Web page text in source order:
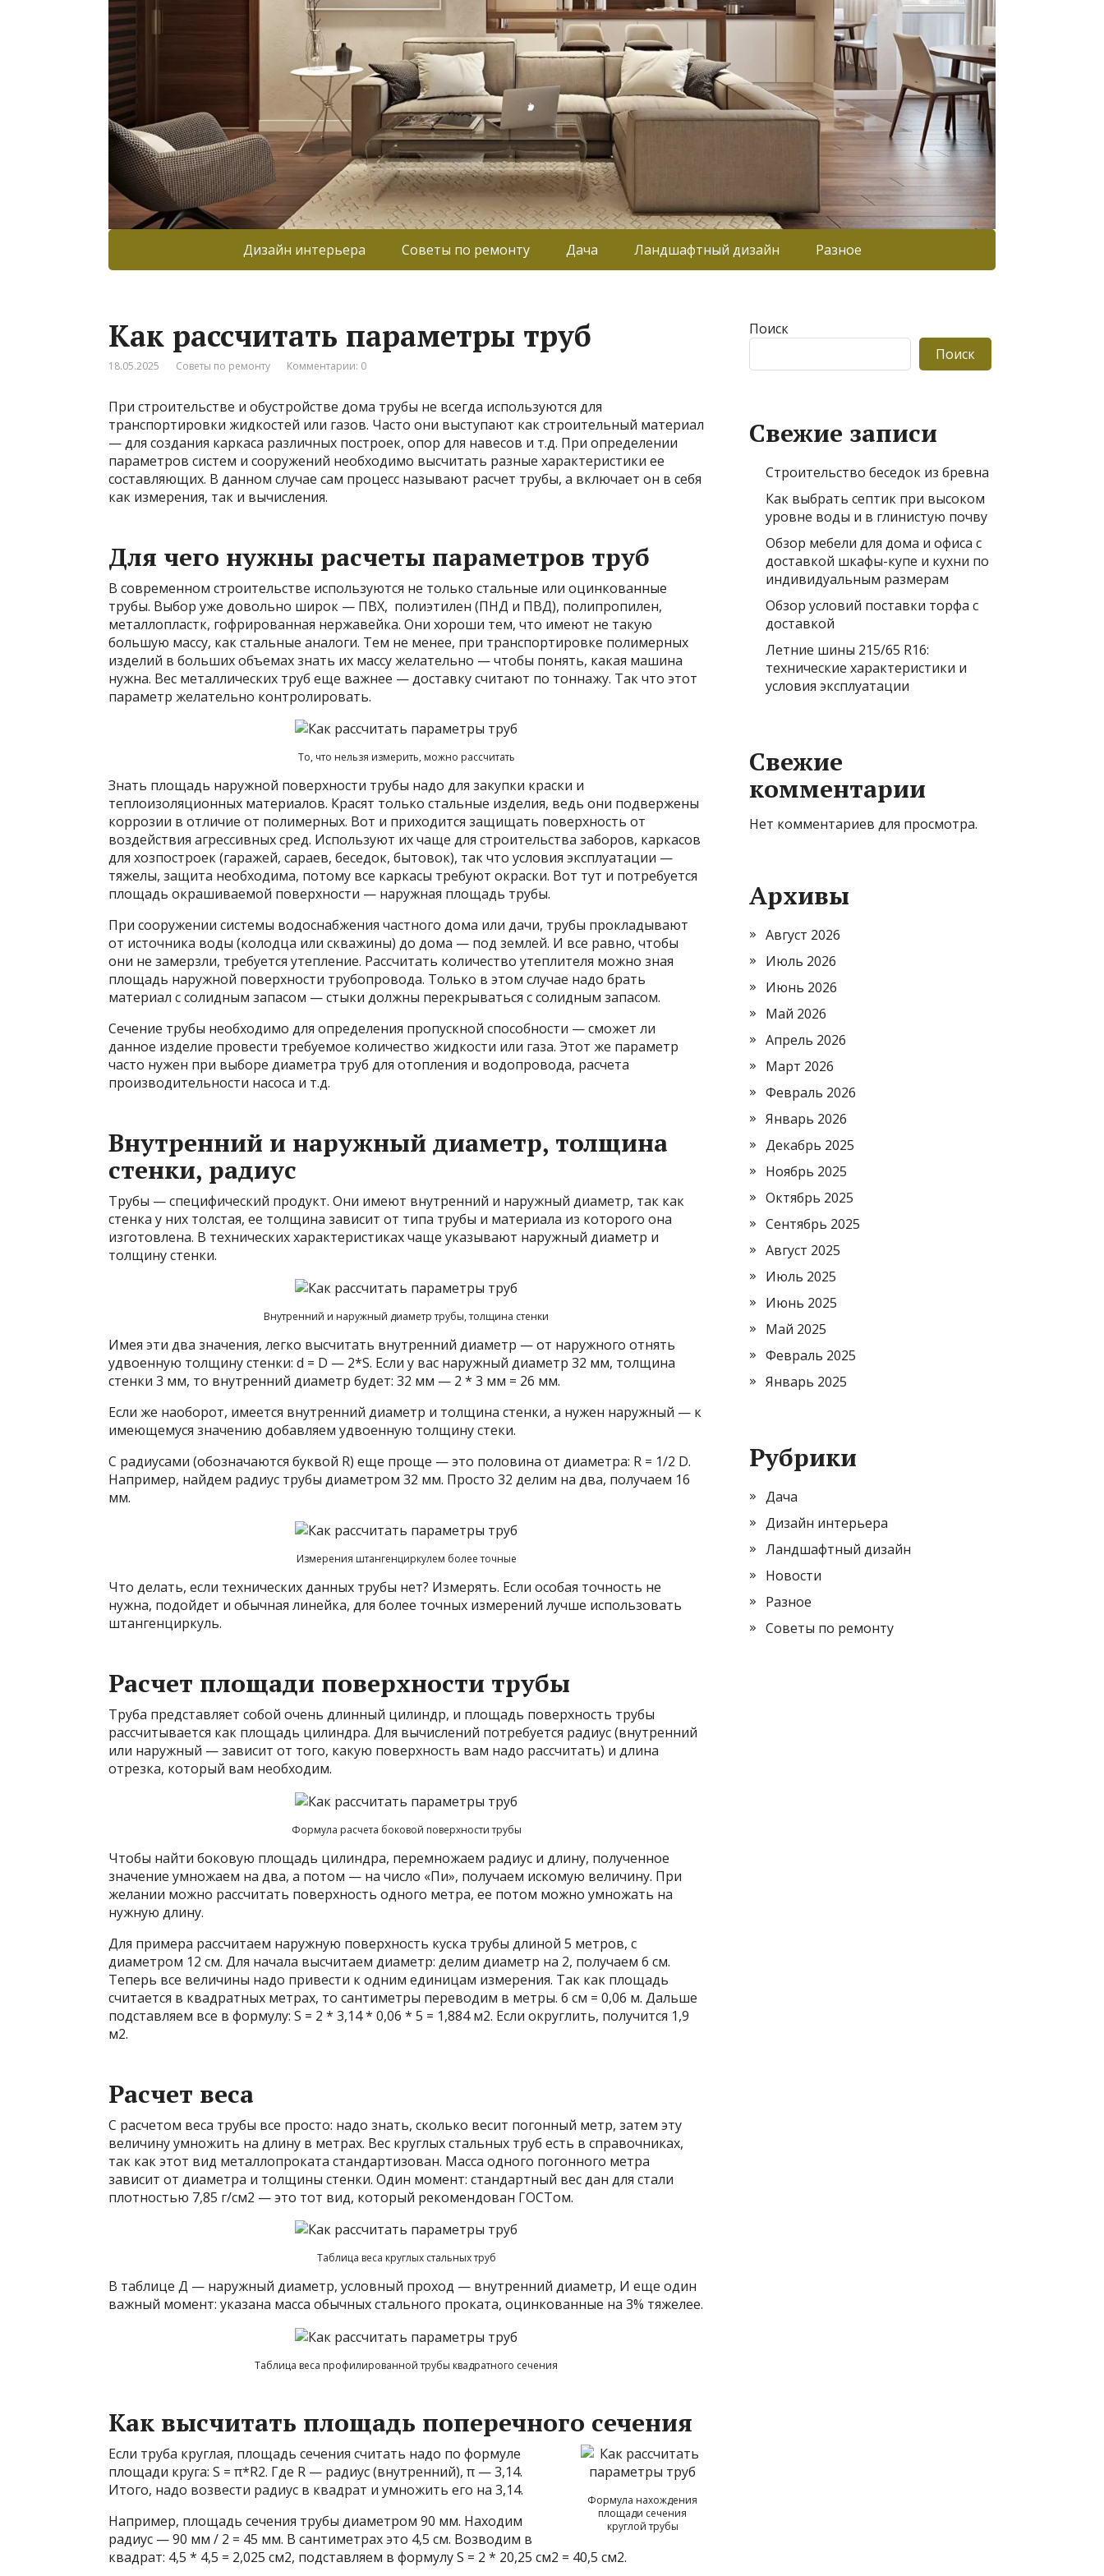
Дизайн интерьера Советы по ремонту Дача Ландшафтный дизайн Разное
Как рассчитать параметры труб
18.05.2025 Советы по ремонту Комментарии: 0
При строительстве и обустройстве дома трубы не всегда используются для
транспортировки жидкостей или газов. Часто они выступают как строительный материал
— для создания каркаса различных построек, опор для навесов и т.д. При определении
параметров систем и сооружений необходимо высчитать разные характеристики ее
составляющих. В данном случае сам процесс называют расчет трубы, а включает он в себя
как измерения, так и вычисления.
Для чего нужны расчеты параметров труб
В современном строительстве используются не только стальные или оцинкованные
трубы. Выбор уже довольно широк — ПВХ, полиэтилен (ПНД и ПВД), полипропилен,
металлопластк, гофрированная нержавейка. Они хороши тем, что имеют не такую
большую массу, как стальные аналоги. Тем не менее, при транспортировке полимерных
изделий в больших объемах знать их массу желательно — чтобы понять, какая машина
нужна. Вес металлических труб еще важнее — доставку считают по тоннажу. Так что этот
параметр желательно контролировать.
То, что нельзя измерить, можно рассчитать
Знать площадь наружной поверхности трубы надо для закупки краски и
теплоизоляционных материалов. Красят только стальные изделия, ведь они подвержены
коррозии в отличие от полимерных. Вот и приходится защищать поверхность от
воздействия агрессивных сред. Используют их чаще для строительства заборов, каркасов
для хозпостроек (гаражей, сараев, беседок, бытовок), так что условия эксплуатации —
тяжелы, защита необходима, потому все каркасы требуют окраски. Вот тут и потребуется
площадь окрашиваемой поверхности — наружная площадь трубы.
При сооружении системы водоснабжения частного дома или дачи, трубы прокладывают
от источника воды (колодца или скважины) до дома — под землей. И все равно, чтобы
они не замерзли, требуется утепление. Рассчитать количество утеплителя можно зная
площадь наружной поверхности трубопровода. Только в этом случае надо брать
материал с солидным запасом — стыки должны перекрываться с солидным запасом.
Сечение трубы необходимо для определения пропускной способности — сможет ли
данное изделие провести требуемое количество жидкости или газа. Этот же параметр
часто нужен при выборе диаметра труб для отопления и водопровода, расчета
производительности насоса и т.д.
Внутренний и наружный диаметр, толщина
стенки, радиус
Трубы — специфический продукт. Они имеют внутренний и наружный диаметр, так как
стенка у них толстая, ее толщина зависит от типа трубы и материала из которого она
изготовлена. В технических характеристиках чаще указывают наружный диаметр и
толщину стенки.
Внутренний и наружный диаметр трубы, толщина стенки
Имея эти два значения, легко высчитать внутренний диаметр — от наружного отнять
удвоенную толщину стенки: d = D — 2*S. Если у вас наружный диаметр 32 мм, толщина
стенки 3 мм, то внутренний диаметр будет: 32 мм — 2 * 3 мм = 26 мм.
Если же наоборот, имеется внутренний диаметр и толщина стенки, а нужен наружный — к
имеющемуся значению добавляем удвоенную толщину стеки.
С радиусами (обозначаются буквой R) еще проще — это половина от диаметра: R = 1/2 D.
Например, найдем радиус трубы диаметром 32 мм. Просто 32 делим на два, получаем 16
мм.
Измерения штангенциркулем более точные
Что делать, если технических данных трубы нет? Измерять. Если особая точность не
нужна, подойдет и обычная линейка, для более точных измерений лучше использовать
штангенциркуль.
Расчет площади поверхности трубы
Труба представляет собой очень длинный цилиндр, и площадь поверхность трубы
рассчитывается как площадь цилиндра. Для вычислений потребуется радиус (внутренний
или наружный — зависит от того, какую поверхность вам надо рассчитать) и длина
отрезка, который вам необходим.
Формула расчета боковой поверхности трубы
Чтобы найти боковую площадь цилиндра, перемножаем радиус и длину, полученное
значение умножаем на два, а потом — на число «Пи», получаем искомую величину. При
желании можно рассчитать поверхность одного метра, ее потом можно умножать на
нужную длину.
Для примера рассчитаем наружную поверхность куска трубы длиной 5 метров, с
диаметром 12 см. Для начала высчитаем диаметр: делим диаметр на 2, получаем 6 см.
Теперь все величины надо привести к одним единицам измерения. Так как площадь
считается в квадратных метрах, то сантиметры переводим в метры. 6 см = 0,06 м. Дальше
подставляем все в формулу: S = 2 * 3,14 * 0,06 * 5 = 1,884 м2. Если округлить, получится 1,9
м2.
Расчет веса
С расчетом веса трубы все просто: надо знать, сколько весит погонный метр, затем эту
величину умножить на длину в метрах. Вес круглых стальных труб есть в справочниках,
так как этот вид металлопроката стандартизован. Масса одного погонного метра
зависит от диаметра и толщины стенки. Один момент: стандартный вес дан для стали
плотностью 7,85 г/см2 — это тот вид, который рекомендован ГОСТом.
Таблица веса круглых стальных труб
В таблице Д — наружный диаметр, условный проход — внутренний диаметр, И еще один
важный момент: указана масса обычных стального проката, оцинкованные на 3% тяжелее.
Таблица веса профилированной трубы квадратного сечения
Как высчитать площадь поперечного сечения
Формула нахождения
площади сечения
круглой трубы
Если труба круглая, площадь сечения считать надо по формуле
площади круга: S = π*R2. Где R — радиус (внутренний), π — 3,14.
Итого, надо возвести радиус в квадрат и умножить его на 3,14.
Например, площадь сечения трубы диаметром 90 мм. Находим
радиус — 90 мм / 2 = 45 мм. В сантиметрах это 4,5 см. Возводим в
квадрат: 4,5 * 4,5 = 2,025 см2, подставляем в формулу S = 2 * 20,25 см2 = 40,5 см2.
Поиск
Поиск
Свежие записи
Строительство беседок из бревна
Как выбрать септик при высоком
уровне воды и в глинистую почву
Обзор мебели для дома и офиса с
доставкой шкафы-купе и кухни по
индивидуальным размерам
Обзор условий поставки торфа с
доставкой
Летние шины 215/65 R16:
технические характеристики и
условия эксплуатации
Свежие
комментарии
Нет комментариев для просмотра.
Архивы
Август 2026
Июль 2026
Июнь 2026
Май 2026
Апрель 2026
Март 2026
Февраль 2026
Январь 2026
Декабрь 2025
Ноябрь 2025
Октябрь 2025
Сентябрь 2025
Август 2025
Июль 2025
Июнь 2025
Май 2025
Февраль 2025
Январь 2025
Рубрики
Дача
Дизайн интерьера
Ландшафтный дизайн
Новости
Разное
Советы по ремонту